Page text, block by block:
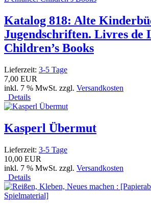
Katalog 818: Alte
Jugendschriften. Livres de
Children’s Books
Lieferzeit: 3-5 Tage
7,00 EUR
inkl. 7 % MwSt. zzgl. Versandkosten
Details
Kasperl Übermut
Lieferzeit: 3-5 Tage
10,00 EUR
inkl. 7 % MwSt. zzgl. Versandkosten
Details